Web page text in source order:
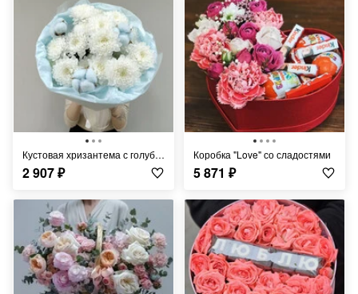
Кустовая хризантема с голубым хлопком
2 907₽
Коробка "Love" со сладостями
5 871 ₽